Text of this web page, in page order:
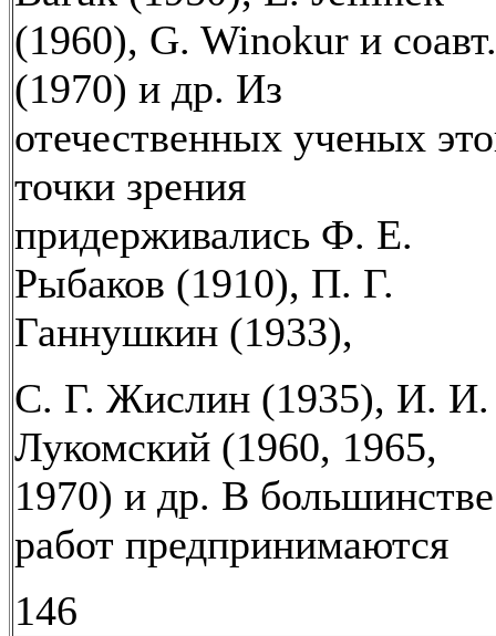
(1960), G. Winokur и соавт.
(1970) и др. Из
отечественных ученых
точки зрения
придерживались Ф. Е.
Рыбаков (1910), П. Г.
Ганнушкин (1933),
С. Г. Жислин (1935), И. И.
Лукомский (1960, 1965,
1970) и др. В большинстве
работ предпринимаются
146